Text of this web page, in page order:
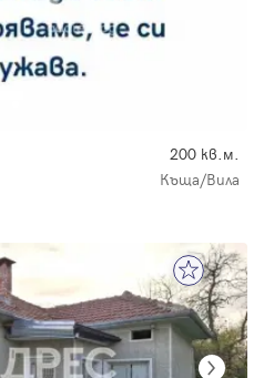
200 кв.м.
Къща/Вила